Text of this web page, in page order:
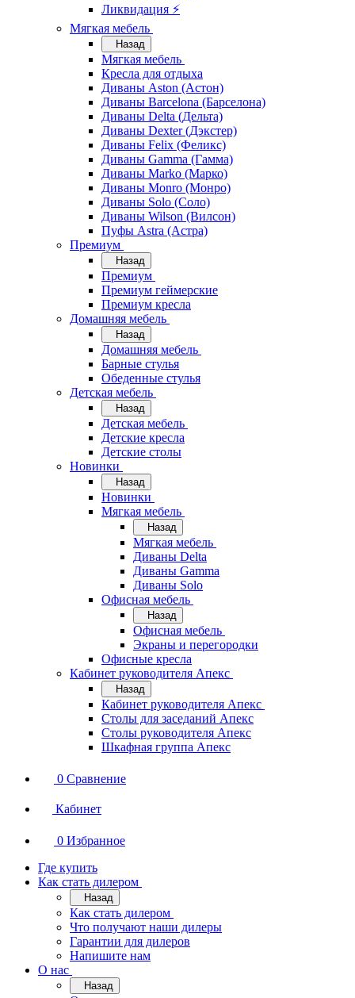
Ликвидация ⚡
Мягкая мебель
Назад
Мягкая мебель
Кресла для отдыха
Диваны Aston (Астон)
Диваны Barcelona (Барселона)
Диваны Delta (Дельта)
Диваны Dexter (Дэкстер)
Диваны Felix (Феликс)
Диваны Gamma (Гамма)
Диваны Marko (Марко)
Диваны Monro (Монро)
Диваны Solo (Соло)
Диваны Wilson (Вилсон)
Пуфы Astra (Астра)
Премиум
Назад
Премиум
Премиум геймерские
Премиум кресла
Домашняя мебель
Назад
Домашняя мебель
Барные стулья
Обеденные стулья
Детская мебель
Назад
Детская мебель
Детские кресла
Детские столы
Новинки
Назад
Новинки
Мягкая мебель
Назад
Мягкая мебель
Диваны Delta
Диваны Gamma
Диваны Solo
Офисная мебель
Назад
Офисная мебель
Экраны и перегородки
Офисные кресла
Кабинет руководителя Апекс
Назад
Кабинет руководителя Апекс
Столы для заседаний Апекс
Столы руководителя Апекс
Шкафная группа Апекс
0 Сравнение
Кабинет
0 Избранное
Где купить
Как стать дилером
Назад
Как стать дилером
Что получают наши дилеры
Гарантии для дилеров
Напишите нам
О нас
Назад